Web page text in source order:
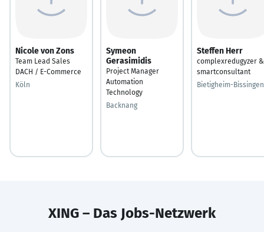
Nicole von Zons
Team Lead Sales
DACH / E-Commerce
Köln
Symeon
Gerasimidis
Project Manager
Automation
Technology
Backnang
Steffen Herr
complexredugyzer &
smartconsultant
Bietigheim-Bissingen
XING – Das Jobs-Netzwerk